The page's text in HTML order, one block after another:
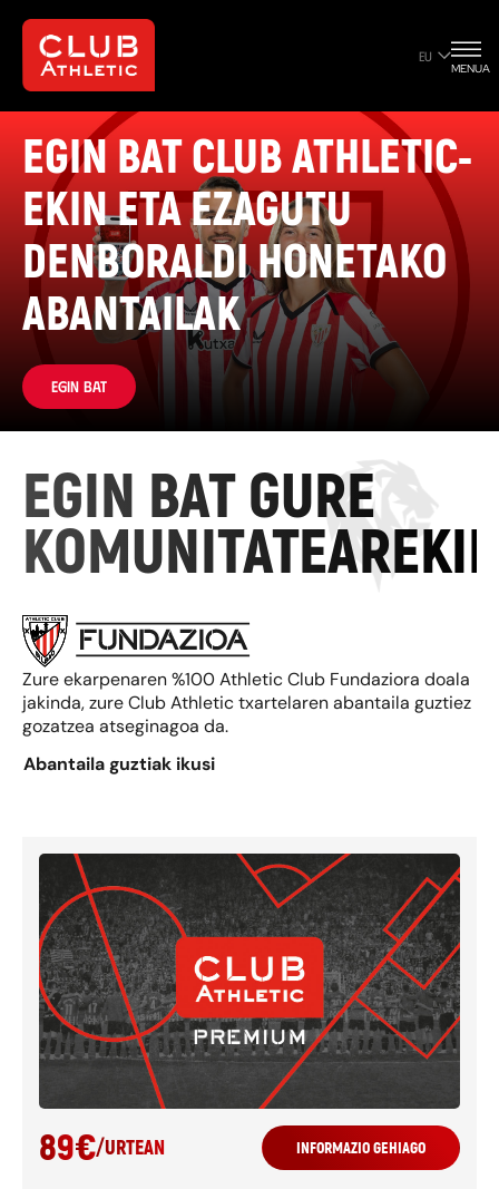
EU
MENUA
EGIN BAT CLUB ATHLETIC-
EKIN ETA EZAGUTU
DENBORALDI HONETAKO
ABANTAILAK
Egin bat
EGIN BAT GURE
Zure ekarpenaren %100 Athletic Club Fundaziora doala
jakinda, zure Club Athletic txartelaren abantaila guztiez
gozatzea atseginagoa da.
Abantaila guztiak ikusi
89€/URTEAN INFORMAZIO GEHIAGO